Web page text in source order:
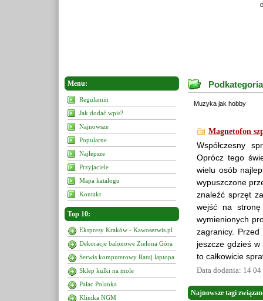
dzięki czemu
Menu:
Regulamin
Jak dodać wpis?
Najnowsze
Popularne
Najlepsze
Przyjaciele
Mapa katalogu
Kontakt
Top 10:
Ekspresy Kraków - Kawoserwis.pl
Dekoracje balonowe Zielona Góra
Serwis komputerowy Ratuj laptopa
Sklep kulki na mole
Pałac Polanka
Klinika NGM
Muzyka jak hobby
Magnetofon
Współczesny
Oprócz tego
wielu osób
wypuszczone
znaleźć sprzęt
wejść na
wymienionych
zagranicy.
jeszcze gdzieś
to całkowicie
Data dodania: 14
Najnowsze tagi